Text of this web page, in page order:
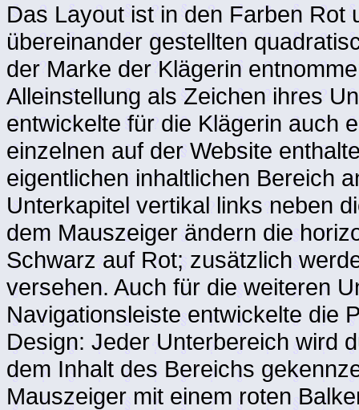
Das Layout ist in den Farben Rot
übereinander gestellten
der Marke der Klägerin
Alleinstellung als Zeichen ihres
entwickelte für die Klägerin auch
einzelnen auf der Website
eigentlichen inhaltlichen Bereich
Unterkapitel vertikal links neben
dem Mauszeiger ändern die
Schwarz auf Rot; zusätzlich
versehen. Auch für die weiteren
Navigationsleiste entwickelte die
Design: Jeder Unterbereich wird
dem Inhalt des Bereichs
Mauszeiger mit einem roten